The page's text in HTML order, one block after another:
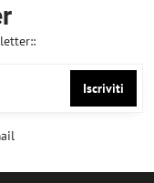
Iscriviti